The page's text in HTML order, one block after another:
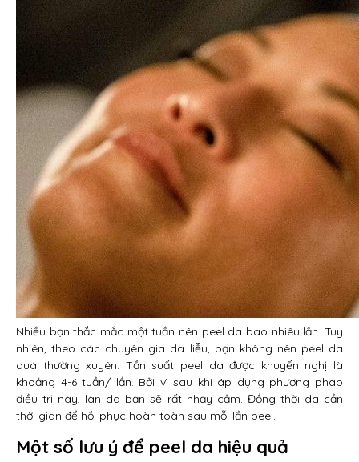
Nhiều bạn thắc mắc một tuần nên peel da bao nhiêu lần. Tuy
nhiên, theo các chuyên gia da liễu, bạn không nên peel da
quá thường xuyên. Tần suất peel da được khuyến nghị là
khoảng 4-6 tuần/ lần. Bởi vì sau khi áp dụng phương pháp
điều trị này, làn da bạn sẽ rất nhạy cảm. Đồng thời da cần
thời gian để hồi phục hoàn toàn sau mỗi lần peel.
Một số lưu ý để peel da hiệu quả